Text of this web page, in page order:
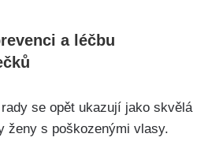
a léčbu‍
se opět ukazují jako skvělá
ženy s poškozenými ⁢vlasy.